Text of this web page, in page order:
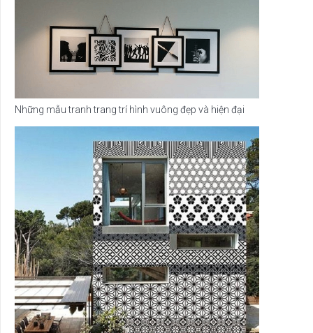
Những mẫu tranh trang trí hình vuông đẹp và hiện đại